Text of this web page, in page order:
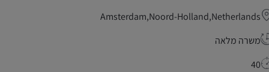
Amsterdam,Noord-Holland,Netherlands
משרה מלאה
40